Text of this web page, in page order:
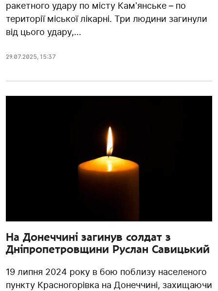
ракетного удару по місту Камʼянське – по
території міської лікарні. Три людини загинули
від цього удару,...
29.07.2025, 15:37
На Донеччині загинув солдат з
Дніпропетровщини Руслан Савицький
19 липня 2024 року в бою поблизу населеного
пункту Красногорівка на Донеччині, захищаючи